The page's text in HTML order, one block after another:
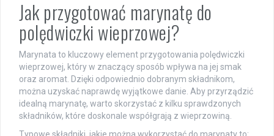
Jak przygotować marynatę do
polędwiczki wieprzowej?
Marynata to kluczowy element przygotowania polędwiczki
wieprzowej, który w znaczący sposób wpływa na jej smak
oraz aromat. Dzięki odpowiednio dobranym składnikom,
można uzyskać naprawdę wyjątkowe danie. Aby przyrządzić
idealną marynatę, warto skorzystać z kilku sprawdzonych
składników, które doskonale współgrają z wieprzowiną.